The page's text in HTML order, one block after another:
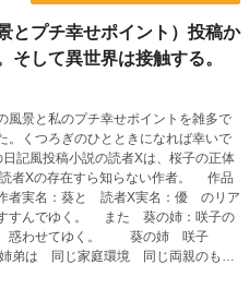
とプチ幸せポイント）投稿か
そして異世界は接触する。
風景と私のプチ幸せポイントを雑多で
。くつろぎのひとときになれば幸いで
記風投稿小説の読者Xは、桜子の正体
者Xの存在すら知らない作者。 作品
者実名：葵と 読者X実名：優 のリア
また 葵の姉：咲子の
ゆく。 葵の姉 咲子
は 同じ家庭環境 同じ両親のも
中流上の家計、高校までは公立に通